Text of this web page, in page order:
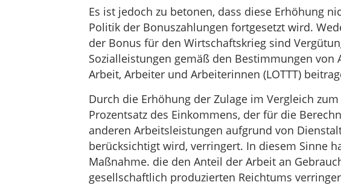
Es ist jedoch zu betonen, dass diese Erhöhung
Politik der Bonuszahlungen fortgesetzt wird.
der Bonus für den Wirtschaftskrieg sind
Sozialleistungen gemäß den Bestimmungen von
Arbeit, Arbeiter und Arbeiterinnen (LOTTT)
Durch die Erhöhung der Zulage im Vergleich
Prozentsatz des Einkommens, der für die
anderen Arbeitsleistungen aufgrund von
berücksichtigt wird, verringert. In diesem Sinne
Maßnahme. die den Anteil der Arbeit an
gesellschaftlich produzierten Reichtums